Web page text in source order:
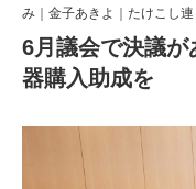
み
金子あきよ たけこし連
6月議会で決議
器購入助成を